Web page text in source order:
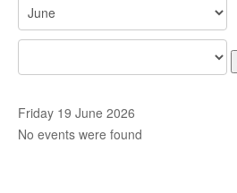
Centre de promovare
retea nationala de informare
HARTA C.N.I.P.T
Friday 19 June 2026
No events were found